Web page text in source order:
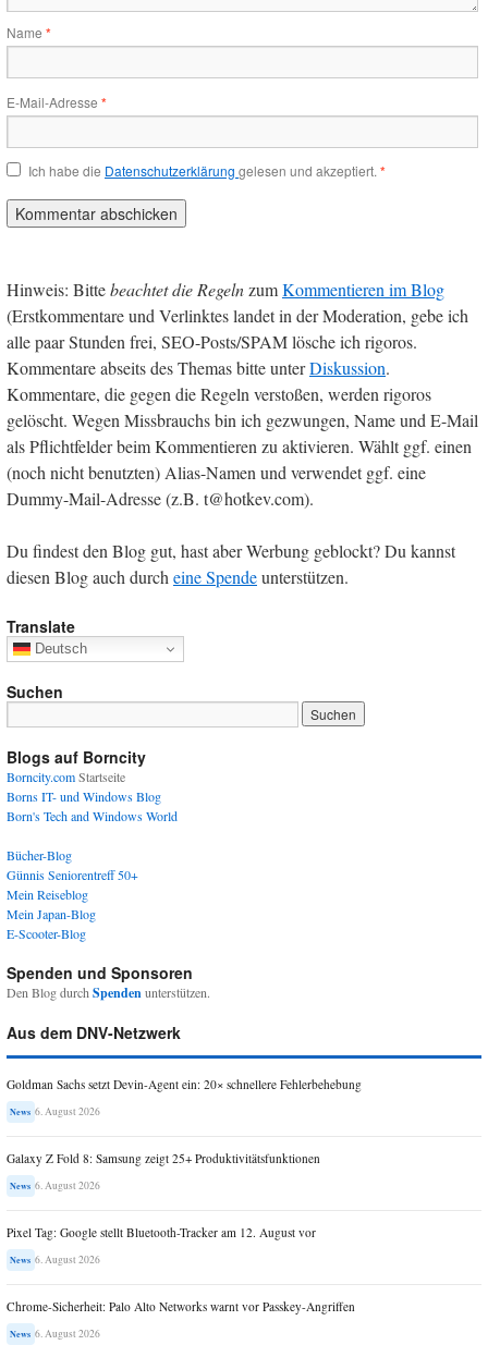
Name *
E-Mail-Adresse *
Ich habe die Datenschutzerklärung gelesen und akzeptiert. *
Hinweis: Bittebeachtet die RegelnzumKommentieren im Blog
(Erstkommentare und Verlinktes landet in der Moderation, gebe ich
alle paar Stunden frei, SEO-Posts/SPAM lösche ich rigoros.
Kommentare abseits des Themas bitte unterDiskussion.
Kommentare, die gegen die Regeln verstoßen, werden rigoros
gelöscht. Wegen Missbrauchs bin ich gezwungen, Name und E-Mail
als Pflichtfelder beim Kommentieren zu aktivieren. Wählt ggf. einen
(noch nicht benutzten) Alias-Namen und verwendet ggf. eine
Dummy-Mail-Adresse (z.B. t@hotkev.com).
Du findest den Blog gut, hast aber Werbung geblockt? Du kannst
diesen Blog auch durcheine Spendeunterstützen.
Translate
Deutsch
Suchen
Blogs auf Borncity
Borncity.comStartseite
Borns IT- und Windows Blog
Born's Tech and Windows World
Bücher-Blog
Günnis Seniorentreff 50+
Mein Reiseblog
Mein Japan-Blog
E-Scooter-Blog
Spenden und Sponsoren
Den Blog durchSpendenunterstützen.
Aus dem DNV-Netzwerk
Goldman Sachs setzt Devin-Agent ein: 20× schnellere Fehlerbehebung
News 6. August 2026
Galaxy Z Fold 8: Samsung zeigt 25+ Produktivitätsfunktionen
News 6. August 2026
Pixel Tag: Google stellt Bluetooth-Tracker am 12. August vor
News 6. August 2026
Chrome-Sicherheit: Palo Alto Networks warnt vor Passkey-Angriffen
News 6. August 2026